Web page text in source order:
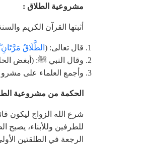
مشروعية الطلاق :
أثبتها القرآن الكريم
قال تعالى: ( الطَّلَاقُ
وقال النبي ﷺ: (أبغض
وأجمع العلماء على
الحكمة من مشروعية
شرع الله الزواج ليكون
للطرفين وللأبناء، يصبح
الرجعة في الطلقتين